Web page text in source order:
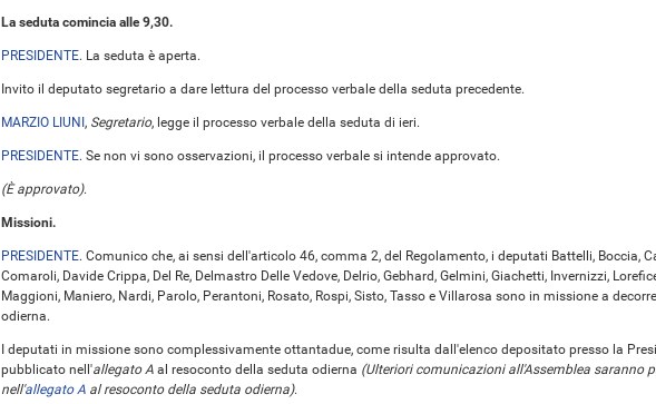
La seduta comincia alle 9,30.
PRESIDENTE. La seduta è aperta.
Invito il deputato segretario a dare lettura del processo verbale della seduta precedente.
MARZIO LIUNI , Segretario, legge il processo verbale della seduta di ieri.
PRESIDENTE. Se non vi sono osservazioni, il processo verbale si intende approvato.
(È approvato).
Missioni.
PRESIDENTE. Comunico che, ai sensi dell'articolo 46, comma 2, del Regolamento, i deputati Battelli, Boccia,
Comaroli, Davide Crippa, Del Re, Delmastro Delle Vedove, Delrio, Gebhard, Gelmini, Giachetti, Invernizzi,
Maggioni, Maniero, Nardi, Parolo, Perantoni, Rosato, Rospi, Sisto, Tasso e Villarosa sono in missione a
odierna.
I deputati in missione sono complessivamente ottantadue, come risulta dall'elenco depositato presso la
pubblicato nell'allegato A al resoconto della seduta odierna (Ulteriori comunicazioni all'Assemblea saranno
nell'allegato A al resoconto della seduta odierna).